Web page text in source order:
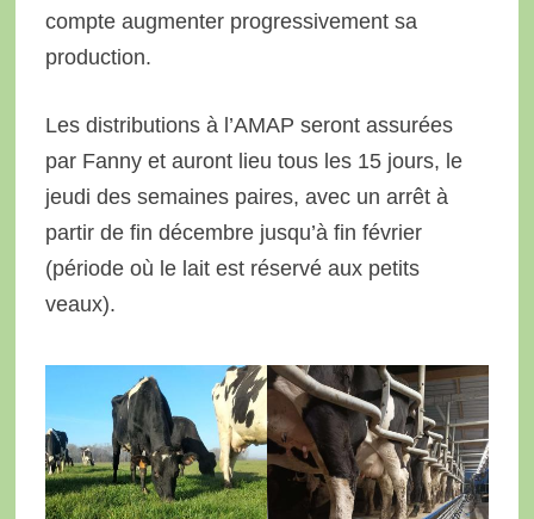
compte augmenter progressivement sa
production.
Les distributions à l’AMAP seront assurées
par Fanny et auront lieu tous les 15 jours, le
jeudi des semaines paires, avec un arrêt à
partir de fin décembre jusqu’à fin février
(période où le lait est réservé aux petits
veaux).